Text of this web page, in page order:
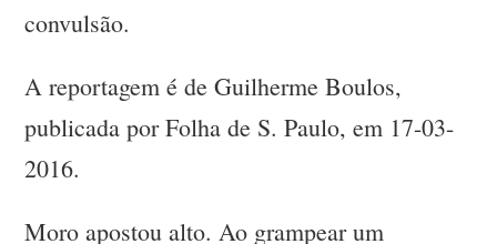
convulsão.
A reportagem é de Guilherme Boulos,
publicada por Folha de S. Paulo, em 17-03-
2016.
Moro apostou alto. Ao grampear um